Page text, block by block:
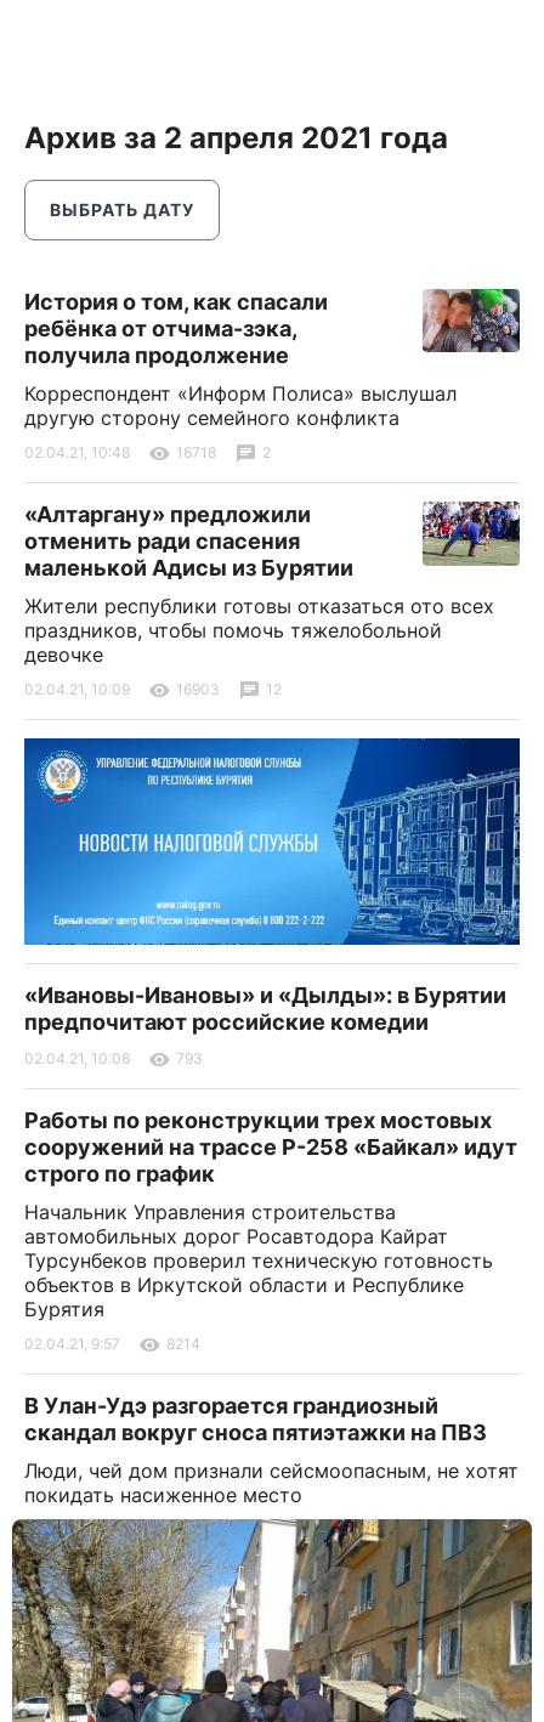
Архив за 2 апреля 2021 года
ВЫБРАТЬ ДАТУ
История о том, как спасали
ребёнка от отчима-зэка,
получила продолжение
Корреспондент «Информ Полиса» выслушал
другую сторону семейного конфликта
02.04.21, 10:48 16718 2
«Алтаргану» предложили
отменить ради спасения
маленькой Адисы из Бурятии
Жители республики готовы отказаться ото всех
праздников, чтобы помочь тяжелобольной
девочке
02.04.21, 10:09 16903 12
«Ивановы-Ивановы» и «Дылды»: в Бурятии
предпочитают российские комедии
02.04.21, 10:08 793
Работы по реконструкции трех мостовых
сооружений на трассе Р-258 «Байкал» идут
строго по график
Начальник Управления строительства
автомобильных дорог Росавтодора Кайрат
Турсунбеков проверил техническую готовность
объектов в Иркутской области и Республике
Бурятия
02.04.21, 9:57 8214
В Улан-Удэ разгорается грандиозный
скандал вокруг сноса пятиэтажки на ПВЗ
Люди, чей дом признали сейсмоопасным, не хотят
покидать насиженное место